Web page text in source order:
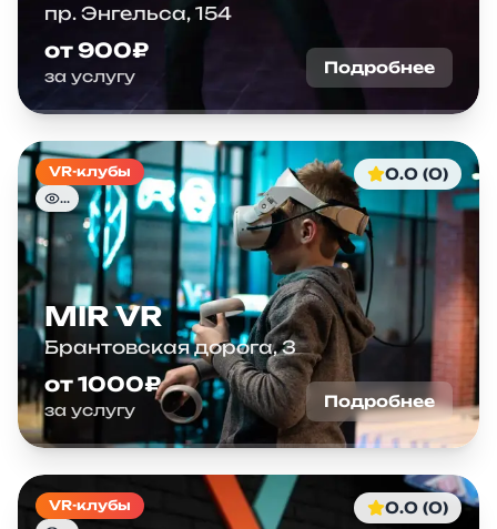
пр. Энгельса, 154
от 900₽
за услугу Подробнее
VR-клубы
...
0.0 (0)
MIR VR
Брантовская дорога, 3
от 1000₽
за услугу Подробнее
VR-клубы
0.0 (0)